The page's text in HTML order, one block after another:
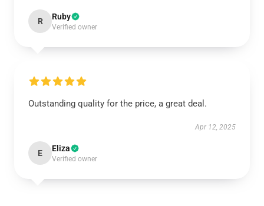
R Ruby
Verified owner
Outstanding quality for the price, a great deal.
Apr 12, 2025
E Eliza
Verified owner